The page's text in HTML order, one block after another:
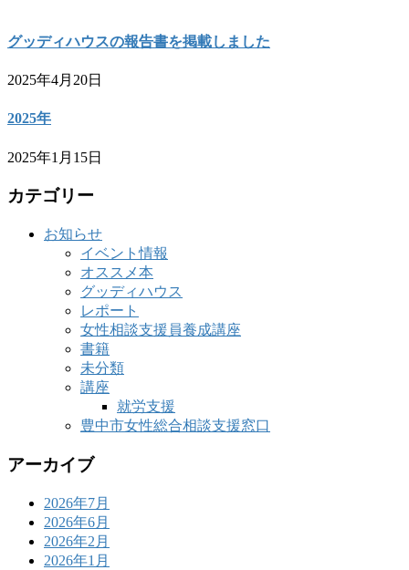
グッディハウスの報告書を掲載しました
2025年4月20日
2025年
2025年1月15日
カテゴリー
お知らせ
イベント情報
オススメ本
グッディハウス
レポート
女性相談支援員養成講座
書籍
未分類
講座
就労支援
豊中市女性総合相談支援窓口
アーカイブ
2026年7月
2026年6月
2026年2月
2026年1月